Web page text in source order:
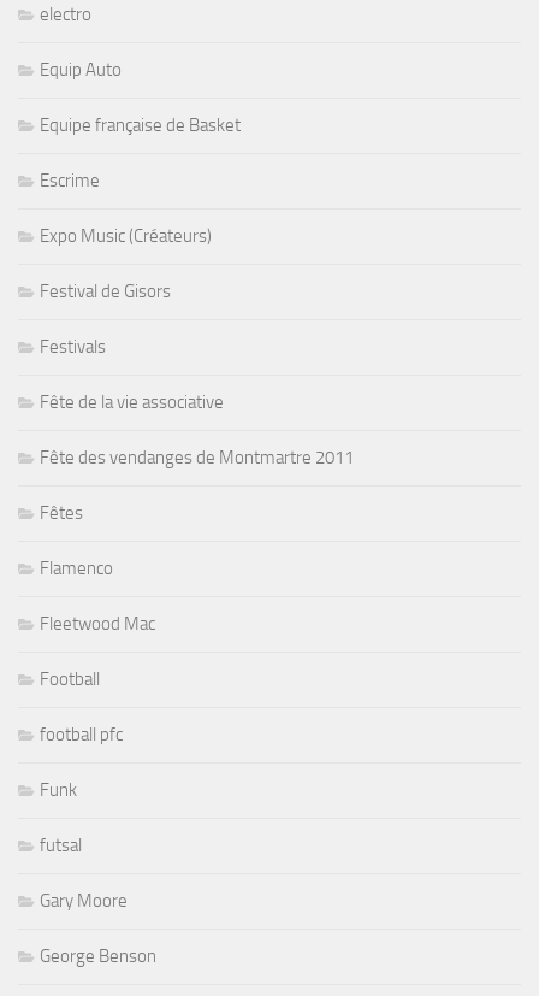
electro
Equip Auto
Equipe française de Basket
Escrime
Expo Music (Créateurs)
Festival de Gisors
Festivals
Fête de la vie associative
Fête des vendanges de Montmartre 2011
Fêtes
Flamenco
Fleetwood Mac
Football
football pfc
Funk
futsal
Gary Moore
George Benson